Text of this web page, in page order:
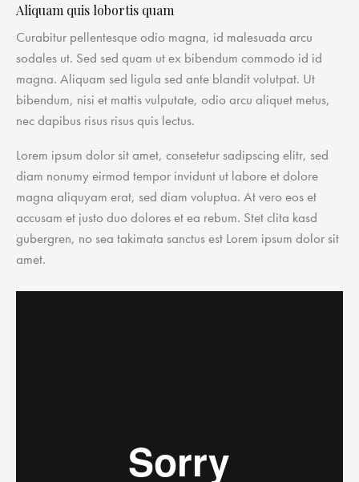
Aliquam quis lobortis quam
Curabitur pellentesque odio magna, id malesuada arcu
sodales ut. Sed sed quam ut ex bibendum commodo id id
magna. Aliquam sed ligula sed ante blandit volutpat. Ut
bibendum, nisi et mattis vulputate, odio arcu aliquet metus,
nec dapibus risus risus quis lectus.
Lorem ipsum dolor sit amet, consetetur sadipscing elitr, sed
diam nonumy eirmod tempor invidunt ut labore et dolore
magna aliquyam erat, sed diam voluptua. At vero eos et
accusam et justo duo dolores et ea rebum. Stet clita kasd
gubergren, no sea takimata sanctus est Lorem ipsum dolor sit
amet.